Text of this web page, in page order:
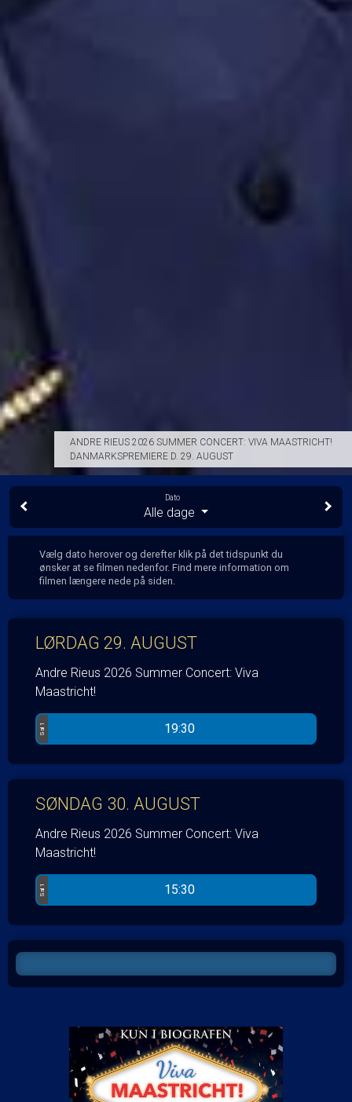
ANDRE RIEUS 2026 SUMMER CONCERT: VIVA MAASTRICHT!
DANMARKSPREMIERE D. 29. AUGUST
Dato
Alle dage
Vælg dato herover og derefter klik på det tidspunkt du
ønsker at se filmen nedenfor. Find mere information om
filmen længere nede på siden.
LØRDAG 29. AUGUST
Andre Rieus 2026 Summer Concert: Viva
Maastricht!
Sal 1 19:30
SØNDAG 30. AUGUST
Andre Rieus 2026 Summer Concert: Viva
Maastricht!
Sal 1 15:30